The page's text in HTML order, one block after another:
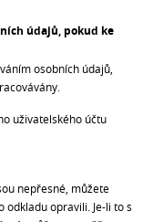
údajů, pokud ke
osobních údajů,
uživatelského účtu
nepřesné, můžete
odkladu opravili. Je-li to s